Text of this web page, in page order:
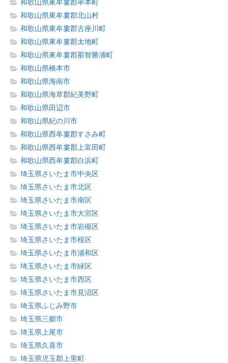
和歌山県東牟婁郡串本町
和歌山県東牟婁郡北山村
和歌山県東牟婁郡古座川町
和歌山県東牟婁郡太地町
和歌山県東牟婁郡那智勝浦町
和歌山県橋本市
和歌山県海南市
和歌山県海草郡紀美野町
和歌山県田辺市
和歌山県紀の川市
和歌山県西牟婁郡すさみ町
和歌山県西牟婁郡上富田町
和歌山県西牟婁郡白浜町
埼玉県さいたま市中央区
埼玉県さいたま市北区
埼玉県さいたま市南区
埼玉県さいたま市大宮区
埼玉県さいたま市岩槻区
埼玉県さいたま市桜区
埼玉県さいたま市浦和区
埼玉県さいたま市緑区
埼玉県さいたま市西区
埼玉県さいたま市見沼区
埼玉県ふじみ野市
埼玉県三郷市
埼玉県上尾市
埼玉県久喜市
埼玉県児玉郡上里町